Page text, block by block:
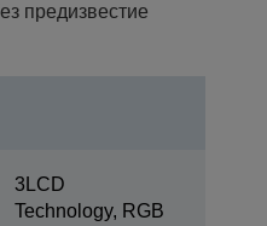
предизвестие
3LCD
Technology, RGB